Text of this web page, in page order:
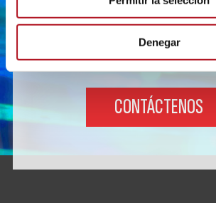
Denegar
¿NECESITAS MÁS
INFORMACIÓN?
CONTÁCTENOS